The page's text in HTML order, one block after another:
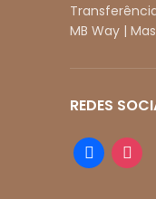
MB Way |
REDES
facebook